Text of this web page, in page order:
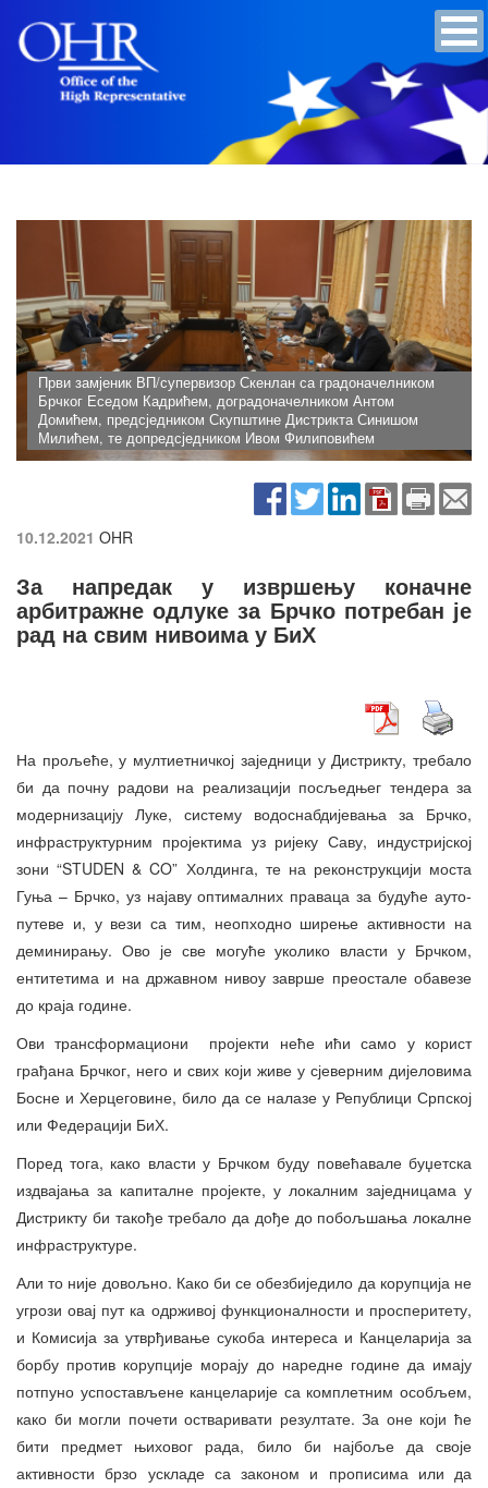
Први замјеник ВП/супервизор Скенлан са градоначелником
Брчког Еседом Кадрићем, доградоначелником Антом
Домићем, предсједником Скупштине Дистрикта Синишом
Милићем, те допредсједником Ивом Филиповићем
10.12.2021 OHR
За напредак у извршењу коначне
арбитражне одлуке за Брчко потребан је
рад на свим нивоима у БиХ
На прољеће, у мултиетничкој заједници у Дистрикту, требало
би да почну радови на реализацији посљедњег тендера за
модернизацију Луке, систему водоснабдијевања за Брчко,
инфраструктурним пројектима уз ријеку Саву, индустријској
зони “STUDEN & CO” Холдинга, те на реконструкцији моста
Гуња – Брчко, уз најаву оптималних праваца за будуће ауто-
путеве и, у вези са тим, неопходно ширење активности на
деминирању. Ово је све могуће уколико власти у Брчком,
ентитетима и на државном нивоу заврше преостале обавезе
до краја године.
Ови трансформациони пројекти неће ићи само у корист
грађана Брчког, него и свих који живе у сјеверним дијеловима
Босне и Херцеговине, било да се налазе у Републици Српској
или Федерацији БиХ.
Поред тога, како власти у Брчком буду повећавале буџетска
издвајања за капиталне пројекте, у локалним заједницама у
Дистрикту би такође требало да дође до побољшања локалне
инфраструктуре.
Али то није довољно. Како би се обезбиједило да корупција не
угрози овај пут ка одрживој функционалности и просперитету,
и Комисија за утврђивање сукоба интереса и Канцеларија за
борбу против корупције морају до наредне године да имају
потпуно успостављене канцеларије са комплетним особљем,
како би могли почети остваривати резултате. За оне који ће
бити предмет њиховог рада, било би најбоље да своје
активности брзо ускладе са законом и прописима или да